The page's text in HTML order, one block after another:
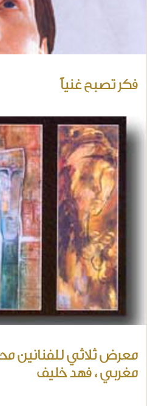
فكر تصبح غنياً
معرض ثلاثي للفنانين
مغربي ، فهد خليف